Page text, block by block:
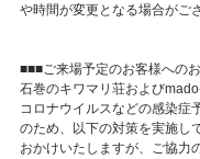
や時間が変更となる場合がご
■■■ご来場予定のお客様への
石巻のキワマリ荘および
コロナウイルスなどの感染症
のため、以下の対策を実施し
おかけいたしますが、ご協力